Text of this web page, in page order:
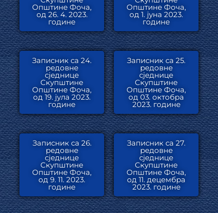
Општине Фоча,
од 26. 4. 2023.
године
Општине Фоча,
од 1. јуна 2023.
године
Записник са 24.
редовне
сједнице
Скупштине
Општине Фоча,
од 19. јула 2023.
године
Записник са 25.
редовне
сједнице
Скупштине
Општине Фоча,
од 03. октобра
2023. године
Записник са 26.
редовне
сједнице
Скупштине
Општине Фоча,
од 9. 11. 2023.
године
Записник са 27.
редовне
сједнице
Скупштине
Општине Фоча,
од 11. децембра
2023. године